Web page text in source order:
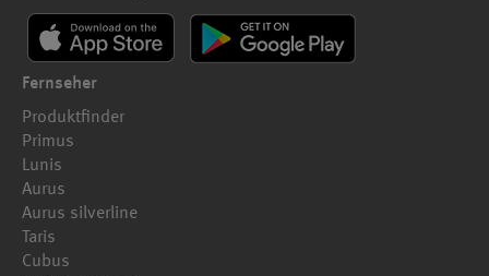
Fernseher
Produktfinder
Primus
Lunis
Aurus
Aurus silverline
Taris
Cubus